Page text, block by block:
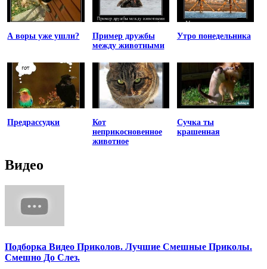
А воры уже ушли?
Пример дружбы
между животными
Утро понедельника
Предрассудки
Кот
неприкосновенное
животное
Сучка ты
крашенная
Видео
Подборка Видео Приколов. Лучшие Смешные Приколы.
Смешно До Слез.